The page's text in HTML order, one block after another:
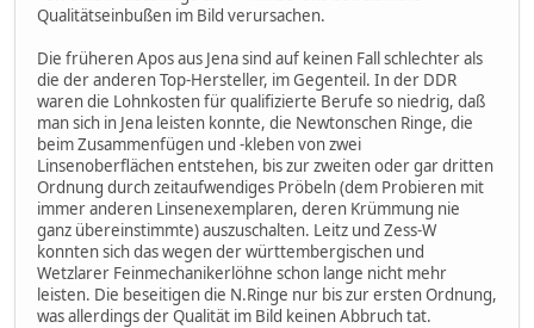
Qualitätseinbußen im Bild verursachen.
Die früheren Apos aus Jena sind auf keinen Fall schlechter als
die der anderen Top-Hersteller, im Gegenteil. In der DDR
waren die Lohnkosten für qualifizierte Berufe so niedrig, daß
man sich in Jena leisten konnte, die Newtonschen Ringe, die
beim Zusammenfügen und -kleben von zwei
Linsenoberflächen entstehen, bis zur zweiten oder gar dritten
Ordnung durch zeitaufwendiges Pröbeln (dem Probieren mit
immer anderen Linsenexemplaren, deren Krümmung nie
ganz übereinstimmte) auszuschalten. Leitz und Zess-W
konnten sich das wegen der württembergischen und
Wetzlarer Feinmechanikerlöhne schon lange nicht mehr
leisten. Die beseitigen die N.Ringe nur bis zur ersten Ordnung,
was allerdings der Qualität im Bild keinen Abbruch tat.